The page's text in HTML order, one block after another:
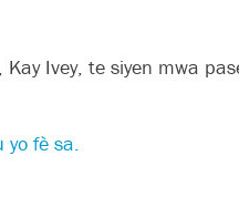
Ivey, te siyen mwa
fè sa.